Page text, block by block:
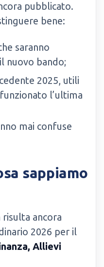
pubblicato.
bene:
saranno
nuovo bando;
2025, utili
l’ultima
mai confuse
sappiamo
risulta ancora
2026 per il
Allievi